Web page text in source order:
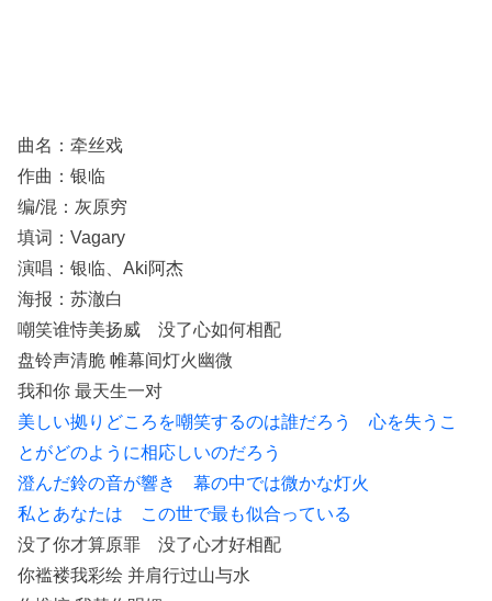
曲名：牵丝戏
作曲：银临
编/混：灰原穷
填词：Vagary
演唱：银临、Aki阿杰
海报：苏澈白
嘲笑谁恃美扬威 没了心如何相配
盘铃声清脆 帷幕间灯火幽微
我和你 最天生一对
美しい拠りどころを嘲笑するのは誰だろう 心を失うこ
とがどのように相応しいのだろう
澄んだ鈴の音が響き 幕の中では微かな灯火
私とあなたは この世で最も似合っている
没了你才算原罪 没了心才好相配
你褴褛我彩绘 并肩行过山与水